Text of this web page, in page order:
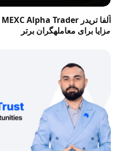
مزایا برای معاملهگران برتر